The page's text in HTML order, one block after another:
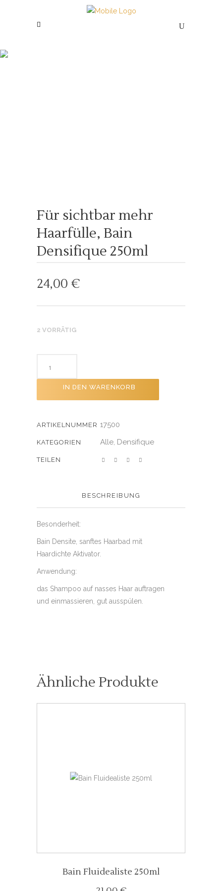
Für sichtbar mehr
Haarfülle, Bain
Densifique 250ml
24,00 €
2 VORRÄTIG
IN DEN WARENKORB
ARTIKELNUMMER 17500
KATEGORIEN Alle Densifique
BESCHREIBUNG
Besonderheit:
Bain Densite, sanftes Haarbad mit
Haardichte Aktivator.
Anwendung:
das Shampoo auf nasses Haar auftragen
und einmassieren, gut ausspülen.
Ähnliche Produkte
Bain Fluidealiste 250ml